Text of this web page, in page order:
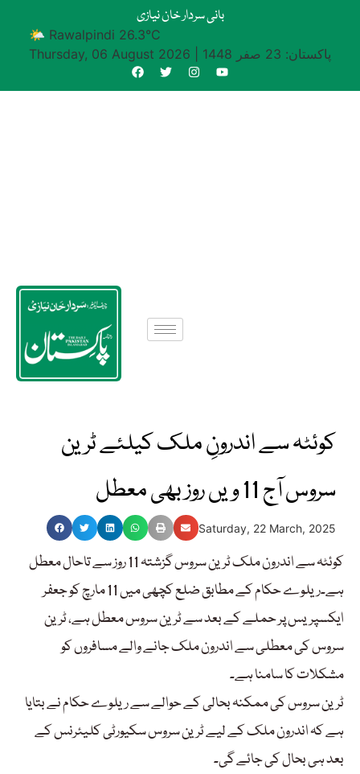
بانی سردار خان نیازی
🌤 Rawalpindi 26.3°C
Thursday, 06 August 2026
پاکستان: 23 صفر 1448
کوئٹہ سے اندرونِ ملک کیلئے ٹرین
سروس آج 11 ویں روز بھی معطل
Saturday, 22 March, 2025
کوئٹہ سے اندرون ملک ٹرین سروس گزشتہ 11 روز سے تاحال معطل
ہے۔ریلوے حکام کے مطابق ضلع کچھی میں 11 مارچ کو جعفر
ایکسپریس پر حملے کے بعد سے ٹرین سروس معطل ہے، ٹرین
سروس کی معطلی سے اندرون ملک جانے والے مسافروں کو
مشکلات کا سامنا ہے۔
ٹرین سروس کی ممکنہ بحالی کے حوالے سے ریلوے حکام نے بتایا
ہے کہ اندرون ملک کے لیے ٹرین سروس سکیورٹی کلیئرنس کے
بعد ہی بحال کی جائے گی۔